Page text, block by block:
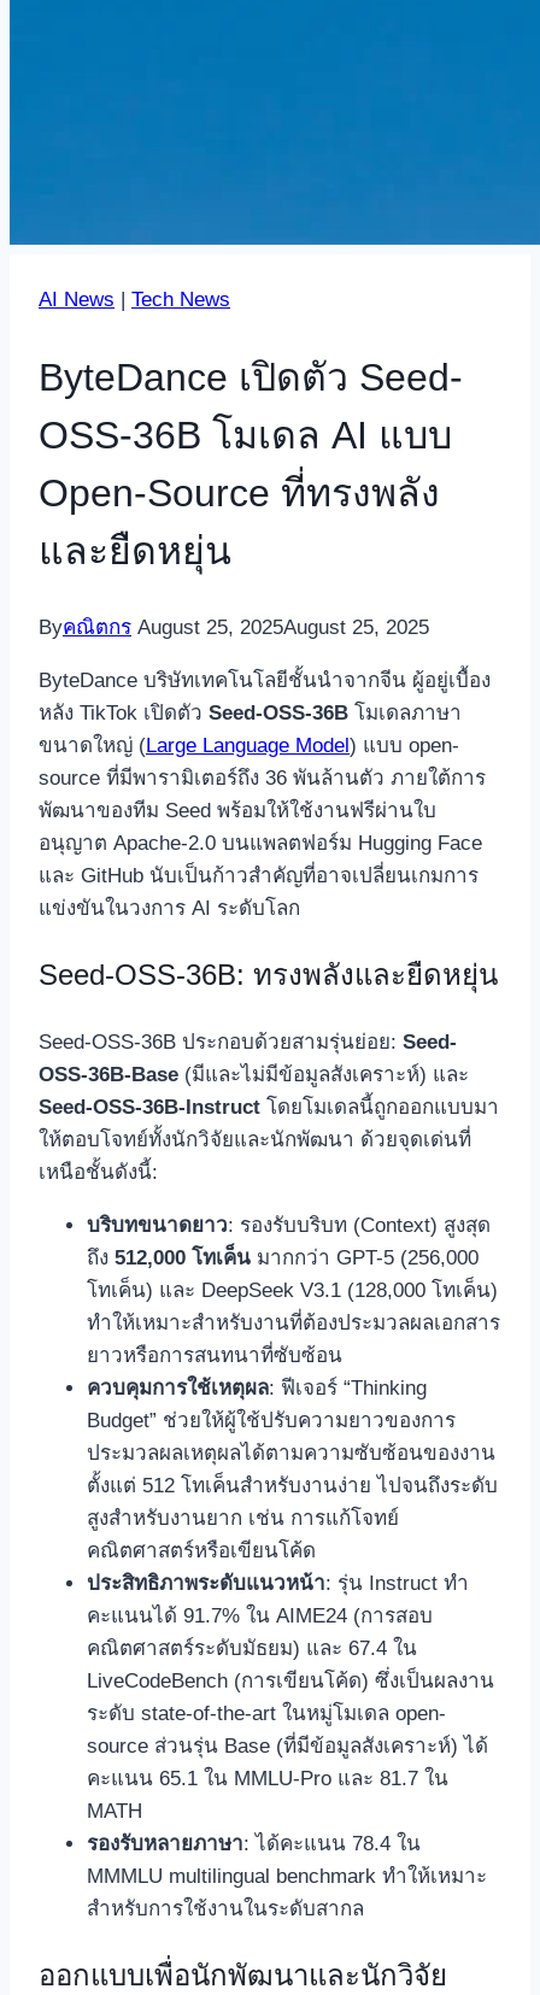
AI News | Tech News
ByteDance เปิดตัว Seed-
OSS-36B โมเดล AI แบบ
Open-Source ที่ทรงพลัง
และยืดหยุ่น
Byคณิตกร August 25, 2025August 25, 2025
ByteDance บริษัทเทคโนโลยีชั้นนำจากจีน ผู้อยู่เบื้อง
หลัง TikTok เปิดตัว Seed-OSS-36B โมเดลภาษา
ขนาดใหญ่ (Large Language Model) แบบ open-
source ที่มีพารามิเตอร์ถึง 36 พันล้านตัว ภายใต้การ
พัฒนาของทีม Seed พร้อมให้ใช้งานฟรีผ่านใบ
อนุญาต Apache-2.0 บนแพลตฟอร์ม Hugging Face
และ GitHub นับเป็นก้าวสำคัญที่อาจเปลี่ยนเกมการ
แข่งขันในวงการ AI ระดับโลก
Seed-OSS-36B: ทรงพลังและยืดหยุ่น
Seed-OSS-36B ประกอบด้วยสามรุ่นย่อย: Seed-
OSS-36B-Base (มีและไม่มีข้อมูลสังเคราะห์) และ
Seed-OSS-36B-Instruct โดยโมเดลนี้ถูกออกแบบมา
ให้ตอบโจทย์ทั้งนักวิจัยและนักพัฒนา ด้วยจุดเด่นที่
เหนือชั้นดังนี้:
บริบทขนาดยาว: รองรับบริบท (Context) สูงสุด
ถึง 512,000 โทเค็น มากกว่า GPT-5 (256,000
โทเค็น) และ DeepSeek V3.1 (128,000 โทเค็น)
ทำให้เหมาะสำหรับงานที่ต้องประมวลผลเอกสาร
ยาวหรือการสนทนาที่ซับซ้อน
ควบคุมการใช้เหตุผล: ฟีเจอร์ “Thinking
Budget” ช่วยให้ผู้ใช้ปรับความยาวของการ
ประมวลผลเหตุผลได้ตามความซับซ้อนของงาน
ตั้งแต่ 512 โทเค็นสำหรับงานง่าย ไปจนถึงระดับ
สูงสำหรับงานยาก เช่น การแก้โจทย์
คณิตศาสตร์หรือเขียนโค้ด
ประสิทธิภาพระดับแนวหน้า: รุ่น Instruct ทำ
คะแนนได้ 91.7% ใน AIME24 (การสอบ
คณิตศาสตร์ระดับมัธยม) และ 67.4 ใน
LiveCodeBench (การเขียนโค้ด) ซึ่งเป็นผลงาน
ระดับ state-of-the-art ในหมู่โมเดล open-
source ส่วนรุ่น Base (ที่มีข้อมูลสังเคราะห์) ได้
คะแนน 65.1 ใน MMLU-Pro และ 81.7 ใน
MATH
รองรับหลายภาษา: ได้คะแนน 78.4 ใน
MMMLU multilingual benchmark ทำให้เหมาะ
สำหรับการใช้งานในระดับสากล
ออกแบบเพื่อนักพัฒนาและนักวิจัย